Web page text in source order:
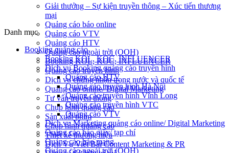
Giải thưởng – Sự kiện truyền thông – Xúc tiến thương
mại
Quảng cáo báo online
Quảng cáo VTV
Quảng cáo HTV
Quảng cáo ngoài trời (OOH)
Booking KOL, KOC, INFLUENCER
Quảng cáo truyền hình
Dịch vụ chứng nhận trong nước và quốc tế
Quảng cáo online/ Digital Marketing
Tư vấn truyền thông
Chụp hình quảng cáo
Sản xuất phim
Chụp hình quảng cáo
Thiết kế thương hiệu
Dịch Vụ Viết Bài Content Marketing & PR
Danh mục
Booking quảng cáo
Booking KOL, KOC, INFLUENCER
Dịch vụ Booking quảng cáo truyền hình
Quảng cáo HTV
Quảng cáo truyền hình Hà Nội
Quảng cáo truyền hình Vĩnh Long
Quảng cáo truyền hình VTC
Quảng cáo VTV
Dịch vụ Marketing quảng cáo online/ Digital Marketing
Quảng cáo báo giấy/ tạp chí
Quảng cáo báo mạng
Quảng cáo ngoài trời (OOH)